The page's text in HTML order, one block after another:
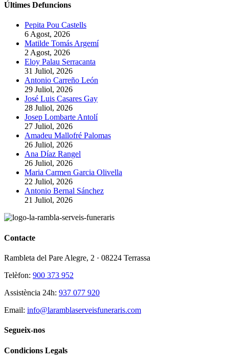
Últimes Defuncions
Pepita Pou Castells
6 Agost, 2026
Matilde Tomás Argemí
2 Agost, 2026
Eloy Palau Serracanta
31 Juliol, 2026
Antonio Carreño León
29 Juliol, 2026
José Luis Casares Gay
28 Juliol, 2026
Josep Lombarte Antolí
27 Juliol, 2026
Amadeu Mallofré Palomas
26 Juliol, 2026
Ana Díaz Rangel
26 Juliol, 2026
Maria Carmen Garcia Olivella
22 Juliol, 2026
Antonio Bernal Sánchez
21 Juliol, 2026
Contacte
Rambleta del Pare Alegre, 2 · 08224 Terrassa
Telèfon: 900 373 952
Assistència 24h: 937 077 920
Email: info@laramblaserveisfuneraris.com
Segueix-nos
Condicions Legals